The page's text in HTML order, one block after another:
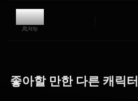
9.4k
채팅
좋아할 만한 다른 캐릭터
(Blue
(Blue